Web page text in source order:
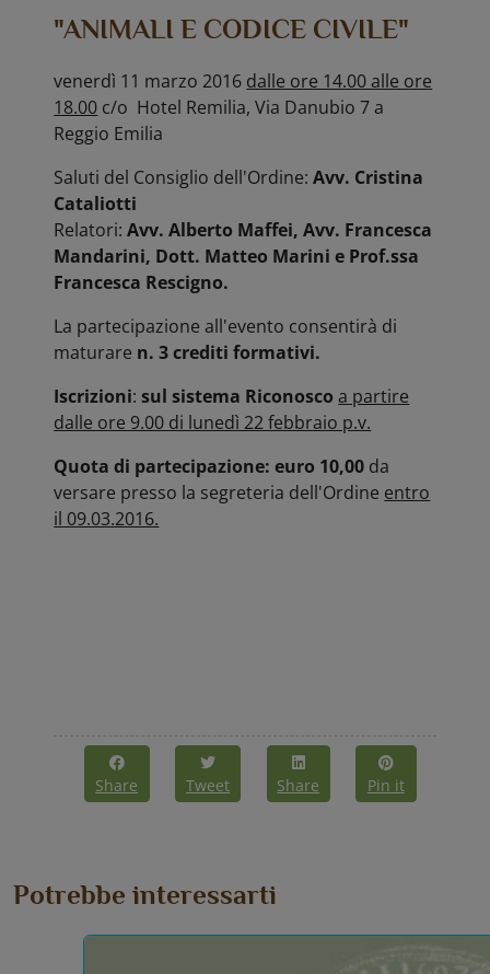
"ANIMALI E CODICE CIVILE"
venerdì 11 marzo 2016 dalle ore 14.00 alle ore
18.00 c/o Hotel Remilia, Via Danubio 7 a
Reggio Emilia
Saluti del Consiglio dell'Ordine:Avv. Cristina
Cataliotti
Relatori:Avv. Alberto Maffei, Avv. Francesca
Mandarini, Dott. Matteo Marini e Prof.ssa
Francesca Rescigno.
La partecipazione all'evento consentirà di
maturare n. 3 crediti formativi.
Iscrizioni:sul sistema Riconosco a partire
dalle ore 9.00 di lunedì 22 febbraio p.v.
Quota di partecipazione: euro 10,00 da
versare presso la segreteria dell'Ordine entro
il 09.03.2016.
Share Tweet Share Pin it
Potrebbe interessarti